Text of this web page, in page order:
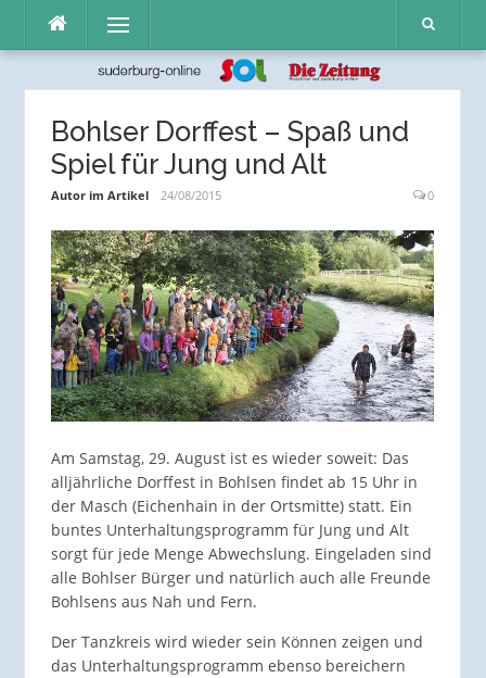
Inhalt
Menü
Bohlser Dorffest – Spaß und
Spiel für Jung und Alt
Autor im Artikel 24/08/2015 0
Am Samstag, 29. August ist es wieder soweit: Das
alljährliche Dorffest in Bohlsen findet ab 15 Uhr in
der Masch (Eichenhain in der Ortsmitte) statt. Ein
buntes Unterhaltungsprogramm für Jung und Alt
sorgt für jede Menge Abwechslung. Eingeladen sind
alle Bohlser Bürger und natürlich auch alle Freunde
Bohlsens aus Nah und Fern.
Der Tanzkreis wird wieder sein Können zeigen und
das Unterhaltungsprogramm ebenso bereichern